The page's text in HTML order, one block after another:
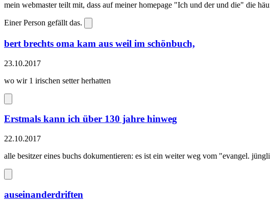
mein webmaster teilt mit, dass auf meiner homepage "Ich und der und die" die
Einer Person gefällt das.
bert brechts oma kam aus weil im schönbuch,
23.10.2017
wo wir 1 irischen setter herhatten
Erstmals kann ich über 130 jahre hinweg
22.10.2017
alle besitzer eines buchs dokumentieren: es ist ein weiter weg vom "evangel.
auseinanderdriften